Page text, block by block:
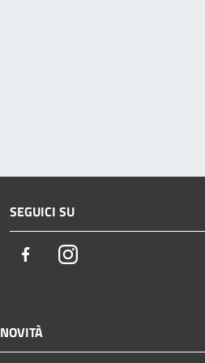
SEGUICI SU
FacebookInstagram
NOVITÀ